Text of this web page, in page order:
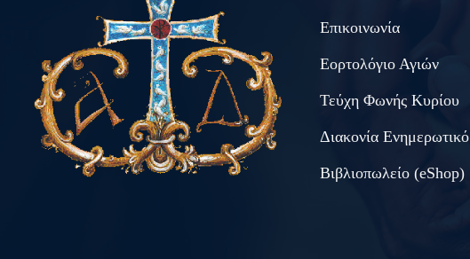
Επικοινωνία
Εορτολόγιο Αγιών
Τεύχη Φωνής Κυρίου
Διακονία Ενημερωτικό
Βιβλιοπωλείο (eShop)